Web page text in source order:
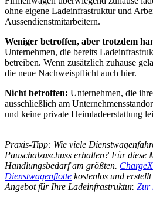
ohne eigene Ladeinfrastruktur und
Aussendienstmitarbeitern.
Weniger betroffen, aber trotzdem
Unternehmen, die bereits
betreiben. Wenn zusätzlich zuhause
die neue Nachweispflicht auch hier.
Nicht betroffen: Unternehmen, die
ausschließlich am
und keine private Heimladeerstattung
Praxis-Tipp: Wie viele
Pauschalzuschuss erhalten? Für diese
Handlungsbedarf am größten.
Dienstwagenflotte kostenlos und
Angebot für Ihre Ladeinfrastruktur. Zur